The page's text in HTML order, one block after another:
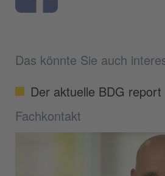
Das könnte Sie auch
Der aktuelle BDG report
Fachkontakt